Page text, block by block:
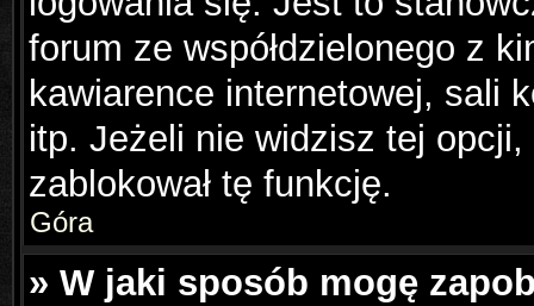
forum ze współdzielonego z
kawiarence internetowej, sali
itp. Jeżeli nie widzisz tej
zablokował tę funkcję.
Góra
» W jaki sposób mogę